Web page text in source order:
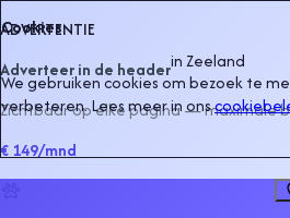
ADVERTENTIE
Adverteer in de headerinZeeland
Zichtbaar op elke pagina — maximale
€ 149/mnd
Cookies
We gebruiken cookies om bezoek te
verbeteren. Lees meer in ons